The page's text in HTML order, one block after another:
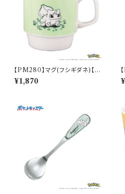
【PM280】マグ(フシギダネ)【D
aily Sketch】PM281-11
¥1,870